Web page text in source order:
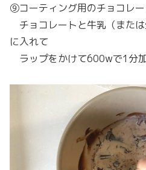
⑨コーティング用のチョコレー
チョコレートと牛乳（また
に入れて
ラップをかけて600wで1分加